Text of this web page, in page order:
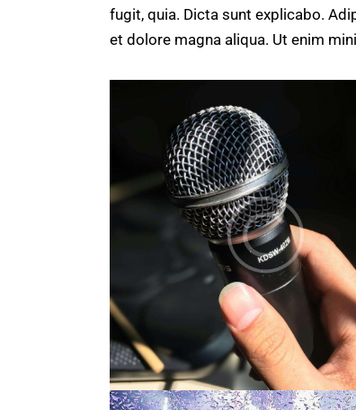
fugit, quia. Dicta sunt explicabo.
et dolore magna aliqua. Ut enim